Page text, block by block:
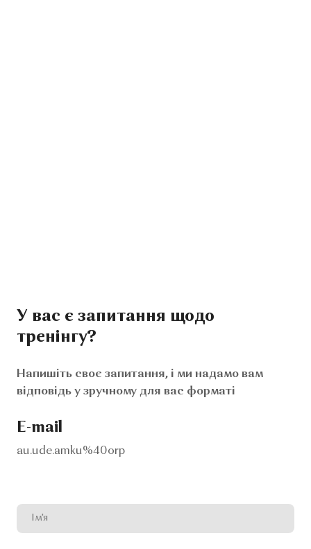
У вас є запитання щодо
тренінгу?
Напишіть своє запитання, і ми надамо вам
відповідь у зручному для вас форматі
E-mail
au.ude.amku%40orp